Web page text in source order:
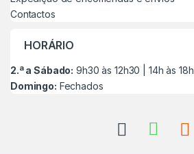
Contactos
HORÁRIO
2.ª a Sábado: 9h30 às 12h30 | 14h às 18h
Domingo: Fechados